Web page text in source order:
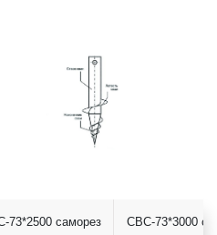
73*2500 саморез СВС-73*3000